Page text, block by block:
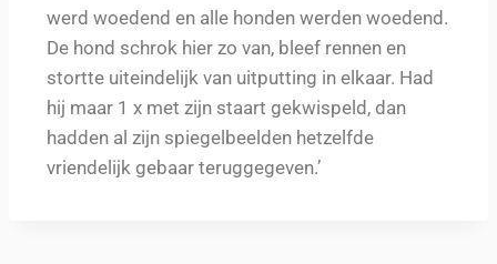
werd woedend en alle honden werden woedend.
De hond schrok hier zo van, bleef rennen en
stortte uiteindelijk van uitputting in elkaar. Had
hij maar 1 x met zijn staart gekwispeld, dan
hadden al zijn spiegelbeelden hetzelfde
vriendelijk gebaar teruggegeven.’